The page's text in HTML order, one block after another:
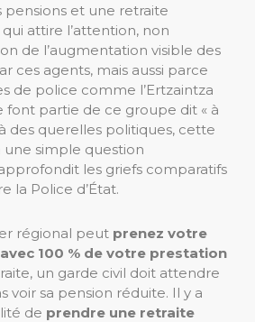
et une retraite
attire l’attention, non
de l’augmentation visible des
ces agents, mais aussi parce
de police comme l’Ertzaintza
font partie de ce groupe dit « à
des querelles politiques, cette
simple question
les griefs comparatifs
la Police d’État.
régional peut prenez votre
100 % de votre prestation
un garde civil doit attendre
voir sa pension réduite. Il y a
de prendre une retraite